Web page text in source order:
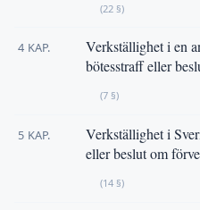
(22 §)
4 KAP.
Verkställighet i en
bötesstraff eller
(7 §)
5 KAP.
Verkställighet i
eller beslut om
(14 §)